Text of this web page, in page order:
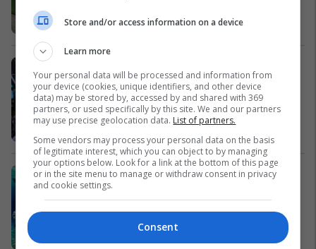
ndjehen nëpër botë
Ekonomi
Delfinët në dietë!
Fun Lajme
Store and/or access information on a device
Learn more
Your personal data will be processed and information from
your device (cookies, unique identifiers, and other device
data) may be stored by, accessed by and shared with 369
partners, or used specifically by this site. We and our partners
may use precise geolocation data. List of partners.
Some vendors may process your personal data on the basis
of legitimate interest, which you can object to by managing
your options below. Look for a link at the bottom of this page
or in the site menu to manage or withdraw consent in privacy
and cookie settings.
Consent